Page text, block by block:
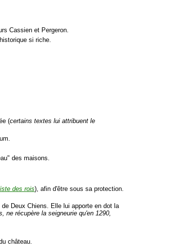
Cassien et Pergeron.
si riche.
(certains textes lui attribuent le
des maisons.
des rois), afin d'être sous sa protection.
Deux Chiens. Elle lui apporte en dot la
ne récupère la seigneurie qu'en 1290,
château.